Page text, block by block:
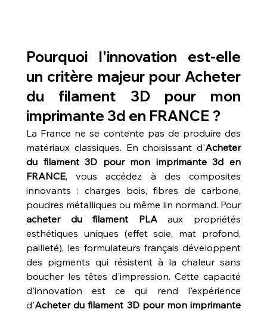
Pourquoi l'innovation est-elle
un critère majeur pour Acheter
du filament 3D pour mon
imprimante 3d en FRANCE ?
La France ne se contente pas de produire des
matériaux classiques. En choisissant d'Acheter
du filament 3D pour mon imprimante 3d en
FRANCE, vous accédez à des composites
innovants : charges bois, fibres de carbone,
poudres métalliques ou même lin normand. Pour
acheter du filament PLA aux propriétés
esthétiques uniques (effet soie, mat profond,
pailleté), les formulateurs français développent
des pigments qui résistent à la chaleur sans
boucher les têtes d'impression. Cette capacité
d'innovation est ce qui rend l'expérience
d'Acheter du filament 3D pour mon imprimante